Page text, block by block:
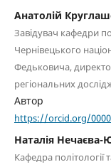
Анатолій
Завідувач кафедри
Чернівецького
Федьковича,
регіональних
Автор
https://orcid.org/
Наталія Нечаєва-
Кафедра